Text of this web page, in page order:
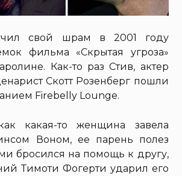
свой шрам в 2001 году
фильма «Скрытая угроза»
Как-то раз Стив, актер
Скотт Розенберг пошли
Firebelly Lounge.
какая-то женщина завела
Воном, ее парень полез
бросился на помощь к другу,
Тимоти Фогерти ударил его